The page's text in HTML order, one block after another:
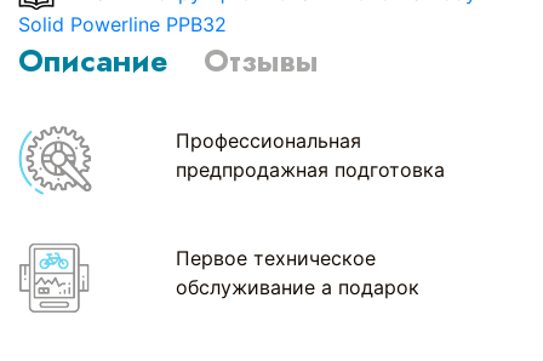
Solid Powerline PPB32
Описание Отзывы
Профессиональная
предпродажная подготовка
Первое техническое
обслуживание а подарок